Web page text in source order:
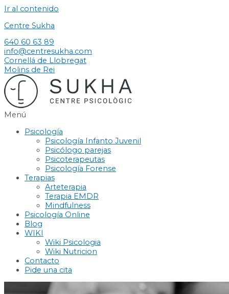
Ir al contenido
Centre Sukha
640 60 63 89
info@centresukha.com
Cornellá de Llobregat
Molins de Rei
Menú
Psicología
Psicología Infanto Juvenil
Psicólogo parejas
Psicoterapeutas
Psicología Forense
Terapias
Arteterapia
Terapia EMDR
Mindfulness
Psicología Online
Blog
WIKI
Wiki Psicologia
Wiki Nutricion
Contacto
Pide una cita